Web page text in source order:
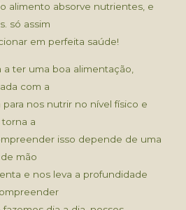
alimento absorve nutrientes, e
só assim
em perfeita saúde!
ter uma boa alimentação,
com a
nos nutrir no nível físico e
a
isso depende de uma
mão
e nos leva a profundidade